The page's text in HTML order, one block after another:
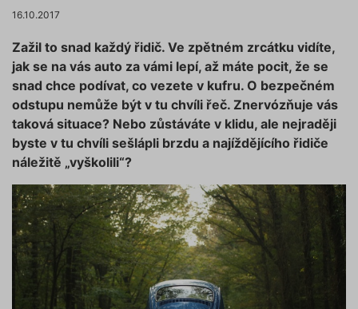
16.10.2017
Zažil to snad každý řidič. Ve zpětném zrcátku vidíte,
jak se na vás auto za vámi lepí, až máte pocit, že se
snad chce podívat, co vezete v kufru. O bezpečném
odstupu nemůže být v tu chvíli řeč. Znervózňuje vás
taková situace? Nebo zůstáváte v klidu, ale nejraději
byste v tu chvíli sešlápli brzdu a najíždějícího řidiče
náležitě „vyškolili“?